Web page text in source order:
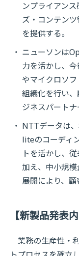
ンプライアン
ズ・コンテンツ
を提供する。
ニューソンは
力を活かし、
やマイクロソ
組織化を行い
ジネスパートナ
NTTデータは
liteのコーディ
トを活かし、
加え、中小規
展開により、顧
【新製品発表内
業務の生産性・